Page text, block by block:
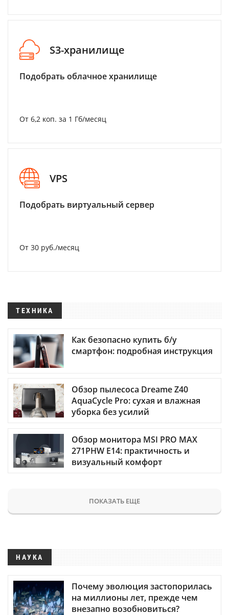
S3-хранилище
Подобрать облачное хранилище
От 6,2 коп. за 1 Гб/месяц
VPS
Подобрать виртуальный сервер
От 30 руб./месяц
ТЕХНИКА
Как безопасно купить б/у
смартфон: подробная инструкция
Обзор пылесоса Dreame Z40
AquaCycle Pro: сухая и влажная
уборка без усилий
Обзор монитора MSI PRO MAX
271PHW E14: практичность и
визуальный комфорт
ПОКАЗАТЬ ЕЩЕ
НАУКА
Почему эволюция застопорилась
на миллионы лет, прежде чем
внезапно возобновиться?